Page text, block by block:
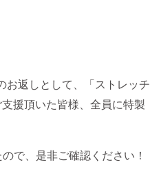
お返しとして、「ストレッチ
援頂いた皆様、全員に特製
で、是非ご確認ください！